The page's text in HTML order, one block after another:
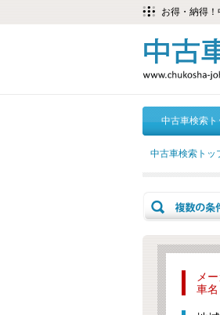
お得・納得！
中古車検索ト
中古車検索トッ
メ
車名